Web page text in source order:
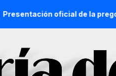
de la pregonera y